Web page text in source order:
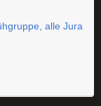
alle Jura